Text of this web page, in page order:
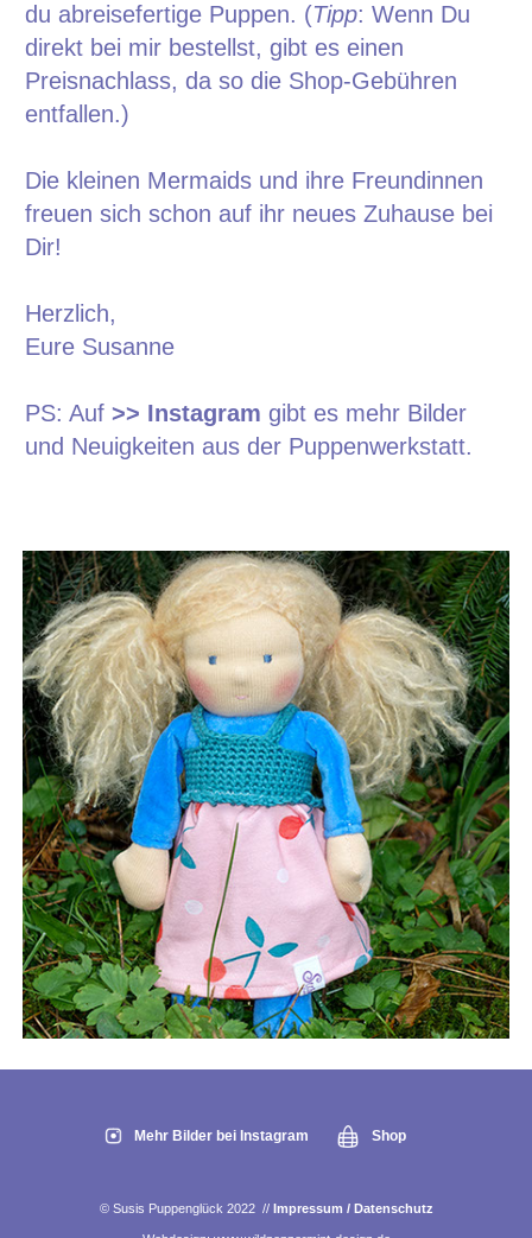
du abreisefertige Puppen. (Tipp: Wenn Du
direkt bei mir bestellst, gibt es einen
Preisnachlass, da so die Shop-Gebühren
entfallen.)
Die kleinen Mermaids und ihre Freundinnen
freuen sich schon auf ihr neues Zuhause bei
Dir!
Herzlich,
Eure Susanne
PS: Auf >> Instagram gibt es mehr Bilder
und Neuigkeiten aus der Puppenwerkstatt.
Mehr Bilder bei Instagram Shop
© Susis Puppenglück 2022 // Impressum / Datenschutz